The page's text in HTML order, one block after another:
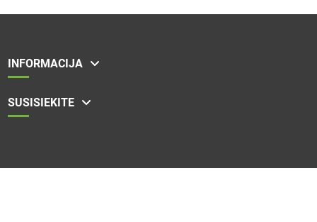
INFORMACIJA
SUSISIEKITE